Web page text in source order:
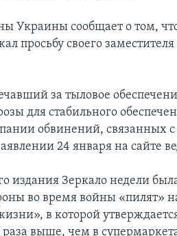
Украины сообщает о том,
просьбу своего
за тыловое
для стабильного
обвинений, связанных с
24 января на сайте
издания Зеркало недели
во время войны «пилят»
в которой
выше, чем в